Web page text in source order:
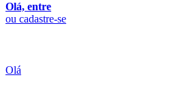
Olá, entre
ou cadastre-se
Olá